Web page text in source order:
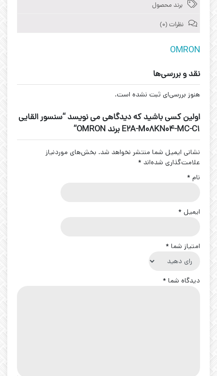
برند محصول
نظرات (0)
OMRON
نقد و بررسی‌ها
هنوز بررسی‌ای ثبت نشده است.
اولین کسی باشید که دیدگاهی می نویسد “سنسور القایی
E2A-M08KN04-MC-C1 برند OMRON”
نشانی ایمیل شما منتشر نخواهد شد. بخش‌های موردنیاز
علامت‌گذاری شده‌اند *
نام *
ایمیل *
امتیاز شما *
دیدگاه شما *